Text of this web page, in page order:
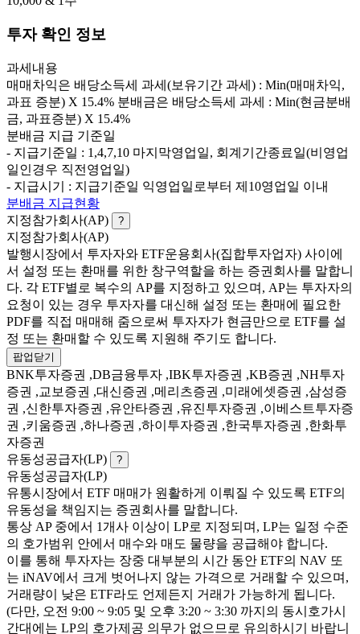
투자 확인 정보
과세내용
매매차익은 배당소득세 과세(보유기간 과세) : Min(매매차익,
과표 증분) X 15.4% 분배금은 배당소득세 과세 : Min(현금분배
금, 과표증분) X 15.4%
분배금 지급 기준일
- 지급기준일 : 1,4,7,10 마지막영업일, 회계기간종료일(비영업
일인경우 직전영업일)
- 지급시기 : 지급기준일 익영업일로부터 제10영업일 이내
분배금 지급현황
지정참가회사(AP)
?
지정참가회사(AP)
발행시장에서 투자자와 ETF운용회사(집합투자업자) 사이에
서 설정 또는 환매를 위한 창구역할을 하는 증권회사를 말합니
다. 각 ETF별로 복수의 AP를 지정하고 있으며, AP는 투자자의
요청이 있는 경우 투자자를 대신해 설정 또는 환매에 필요한
PDF를 직접 매매해 줌으로써 투자자가 현금만으로 ETF를 설
정 또는 환매할 수 있도록 지원해 주기도 합니다.
팝업닫기
BNK투자증권 ,DB금융투자 ,IBK투자증권 ,KB증권 ,NH투자
증권 ,교보증권 ,대신증권 ,메리츠증권 ,미래에셋증권 ,삼성증
권 ,신한투자증권 ,유안타증권 ,유진투자증권 ,이베스트투자증
권 ,키움증권 ,하나증권 ,하이투자증권 ,한국투자증권 ,한화투
자증권
유동성공급자(LP)
?
유동성공급자(LP)
유통시장에서 ETF 매매가 원활하게 이뤄질 수 있도록 ETF의
유동성을 책임지는 증권회사를 말합니다.
통상 AP 중에서 1개사 이상이 LP로 지정되며, LP는 일정 수준
의 호가범위 안에서 매수와 매도 물량을 공급해야 합니다.
이를 통해 투자자는 장중 대부분의 시간 동안 ETF의 NAV 또
는 iNAV에서 크게 벗어나지 않는 가격으로 거래할 수 있으며,
거래량이 낮은 ETF라도 언제든지 거래가 가능하게 됩니다.
(다만, 오전 9:00 ~ 9:05 및 오후 3:20 ~ 3:30 까지의 동시호가시
간대에는 LP의 호가제공 의무가 없으므로 유의하시기 바랍니